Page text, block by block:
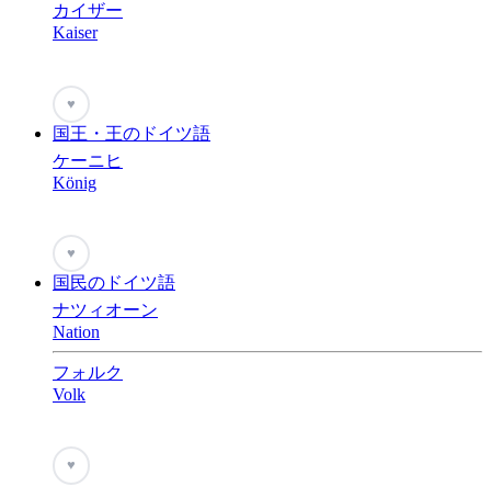
カイザー
Kaiser
♥
国王・王のドイツ語
ケーニヒ
König
♥
国民のドイツ語
ナツィオーン
Nation
フォルク
Volk
♥